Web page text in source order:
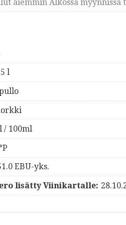
aiemmin Alkossa myynnissä
l
/ 100ml
EBU-yks.
lisätty Viinikartalle: